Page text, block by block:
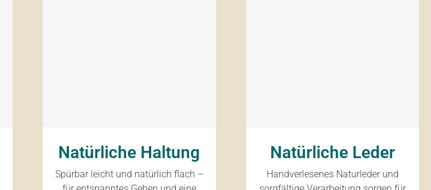
Natürliche Haltung
Spürbar leicht und natürlich flach –
Natürliche Leder
Handverlesenes Naturleder und